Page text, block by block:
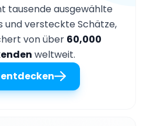
tausende ausgewählte
und versteckte Schätze,
von über 60,000
weltweit.